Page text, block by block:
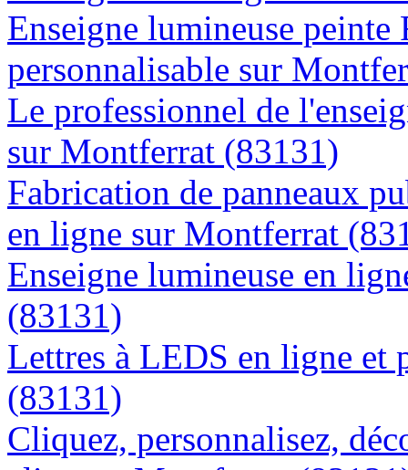
Enseigne lumineuse
personnalisable sur
Le professionnel de
sur Montferrat (83131)
Fabrication de panneaux
en ligne sur Montferrat
Enseigne lumineuse en
(83131)
Lettres à LEDS en ligne et
(83131)
Cliquez, personnalisez,